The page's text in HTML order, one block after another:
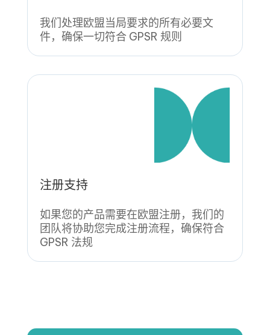
我们处理欧盟当局要求的所有必要文
件，确保一切符合 GPSR 规则
注册支持
如果您的产品需要在欧盟注册，我们的
团队将协助您完成注册流程，确保符合
GPSR 法规